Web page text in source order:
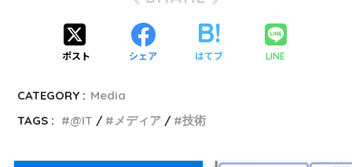
ポスト シェア はてブ LINE
CATEGORY : Media
TAGS :
@IT メディア 技術